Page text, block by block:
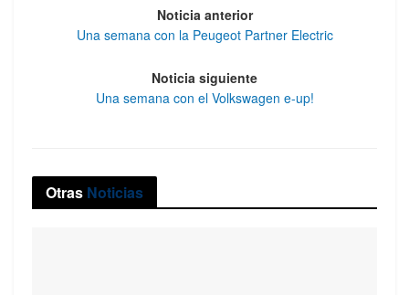
Noticia anterior
Una semana con la Peugeot Partner Electric
Noticia siguiente
Una semana con el Volkswagen e-up!
Otras Noticias